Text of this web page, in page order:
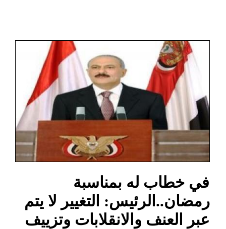
في خطاب له بمناسبة
رمضان..الرئيس: التغيير لا يتم
عبر العنف والانقلابات وتزييف